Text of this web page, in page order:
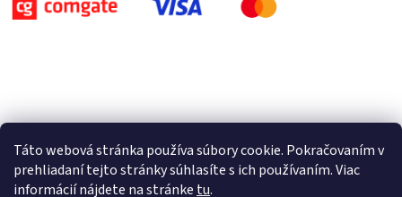
Táto webová stránka používa súbory cookie. Pokračovaním v
prehliadaní tejto stránky súhlasíte s ich používaním. Viac
informácií nájdete na stránke tu.